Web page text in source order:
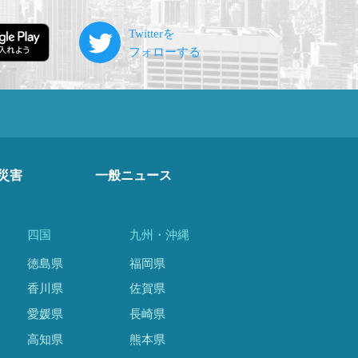
害 一般ニュース
四国
徳島県
香川県
愛媛県
高知県
九州・沖縄
福岡県
佐賀県
長崎県
熊本県